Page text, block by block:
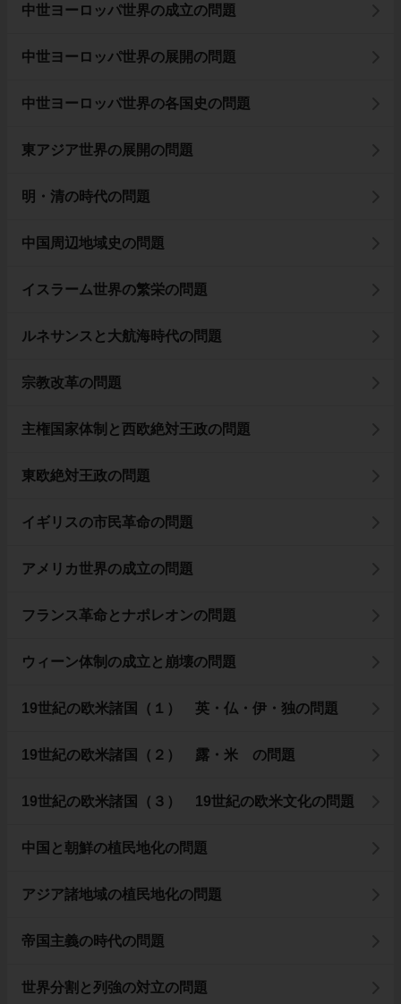
中世ヨーロッパ世界の成立の問題
中世ヨーロッパ世界の展開の問題
中世ヨーロッパ世界の各国史の問題
東アジア世界の展開の問題
明・清の時代の問題
中国周辺地域史の問題
イスラーム世界の繁栄の問題
ルネサンスと大航海時代の問題
宗教改革の問題
主権国家体制と西欧絶対王政の問題
東欧絶対王政の問題
イギリスの市民革命の問題
アメリカ世界の成立の問題
フランス革命とナポレオンの問題
ウィーン体制の成立と崩壊の問題
19世紀の欧米諸国（１） 英・仏・伊・独の問題
19世紀の欧米諸国（２） 露・米 の問題
19世紀の欧米諸国（３） 19世紀の欧米文化の問題
中国と朝鮮の植民地化の問題
アジア諸地域の植民地化の問題
帝国主義の時代の問題
世界分割と列強の対立の問題